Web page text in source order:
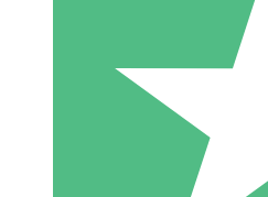
Paquetes de
Paga según el uso con créditos
10